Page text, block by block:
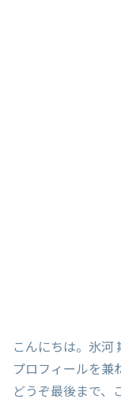
こんにちは。氷河
プロフィールを兼
どうぞ最後まで、